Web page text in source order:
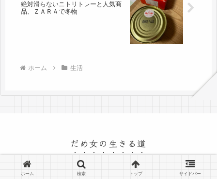
絶対滑らないニトリトレーと人気商
品、ＺＡＲＡで冬物
ホーム 生活
だめ女の生きる道
© 2015 だめ女の生きる道.
ホーム 検索 トップ サイドバー